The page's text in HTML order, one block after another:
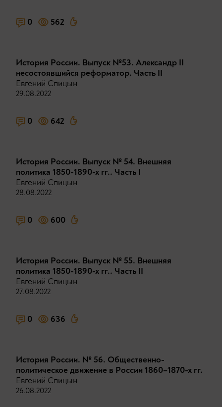
0 562
История России. Выпуск №53. Александр II
несостоявшийся реформатор. Часть II
Евгений Спицын
29.08.2022
0 642
История России. Выпуск № 54. Внешняя
политика 1850-1890-х гг.. Часть I
Евгений Спицын
28.08.2022
0 600
История России. Выпуск № 55. Внешняя
политика 1850-1890-х гг.. Часть II
Евгений Спицын
27.08.2022
0 636
История России. № 56. Общественно-
политическое движение в России 1860–1870-х гг.
Евгений Спицын
26.08.2022